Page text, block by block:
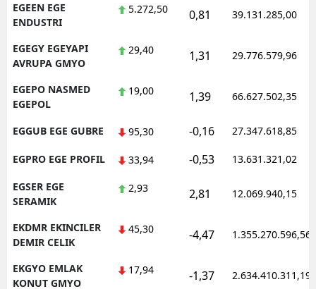
EGEEN EGE
ENDUSTRI
5.272,50 0,81 39.131.285,00
EGEGY EGEYAPI
AVRUPA GMYO
29,40 1,31 29.776.579,96
EGEPO NASMED
EGEPOL
19,00 1,39 66.627.502,35
EGGUB EGE GUBRE 95,30 -0,16 27.347.618,85
EGPRO EGE PROFIL 33,94 -0,53 13.631.321,02
EGSER EGE
SERAMIK
2,93 2,81 12.069.940,15
EKDMR EKINCILER
DEMIR CELIK
45,30 -4,47 1.355.270.596,56
EKGYO EMLAK
KONUT GMYO
17,94 -1,37 2.634.410.311,19